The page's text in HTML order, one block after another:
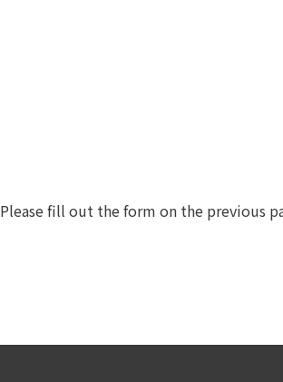
Please fill out the form on the previous